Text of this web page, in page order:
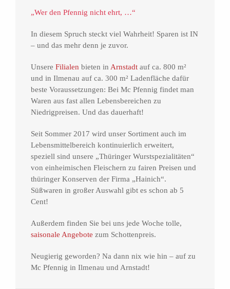
„Wer den Pfennig nicht ehrt, …“
In diesem Spruch steckt viel Wahrheit! Sparen ist IN
– und das mehr denn je zuvor.
Unsere Filialen bieten in Arnstadt auf ca. 800 m²
und in Ilmenau auf ca. 300 m² Ladenfläche dafür
beste Voraussetzungen: Bei Mc Pfennig findet man
Waren aus fast allen Lebensbereichen zu
Niedrigpreisen. Und das dauerhaft!
Seit Sommer 2017 wird unser Sortiment auch im
Lebensmittelbereich kontinuierlich erweitert,
speziell sind unsere „Thüringer Wurstspezialitäten“
von einheimischen Fleischern zu fairen Preisen und
thüringer Konserven der Firma „Hainich“.
Süßwaren in großer Auswahl gibt es schon ab 5
Cent!
Außerdem finden Sie bei uns jede Woche tolle,
saisonale Angebote zum Schottenpreis.
Neugierig geworden? Na dann nix wie hin – auf zu
Mc Pfennig in Ilmenau und Arnstadt!